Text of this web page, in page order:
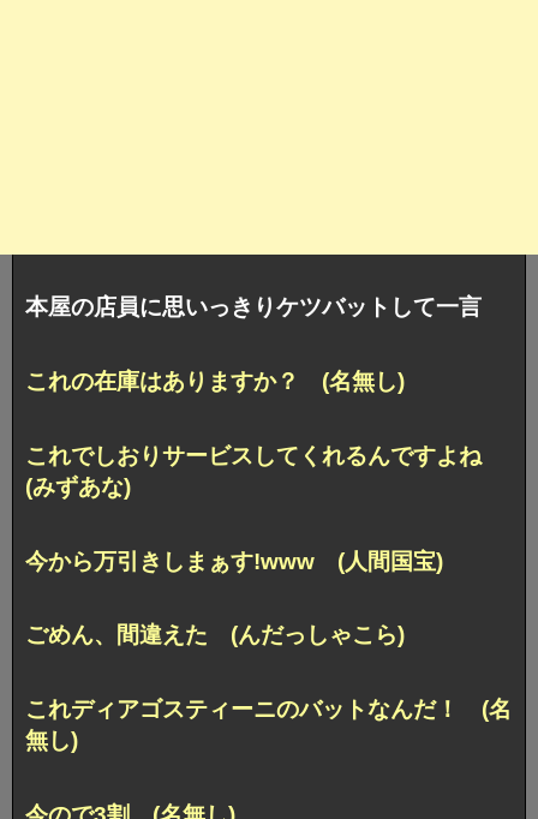
本屋の店員に思いっきりケツバットして一言
これの在庫はありますか？ (名無し)
これでしおりサービスしてくれるんですよね
(みずあな)
今から万引きしまぁす!www (人間国宝)
ごめん、間違えた (んだっしゃこら)
これディアゴスティーニのバットなんだ！ (名
無し)